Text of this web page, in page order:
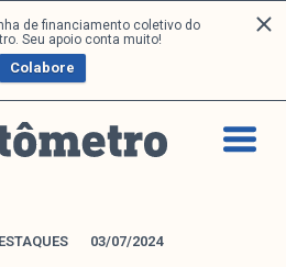
de financiamento coletivo do
Seu apoio conta muito!
Colabore
03/07/2024